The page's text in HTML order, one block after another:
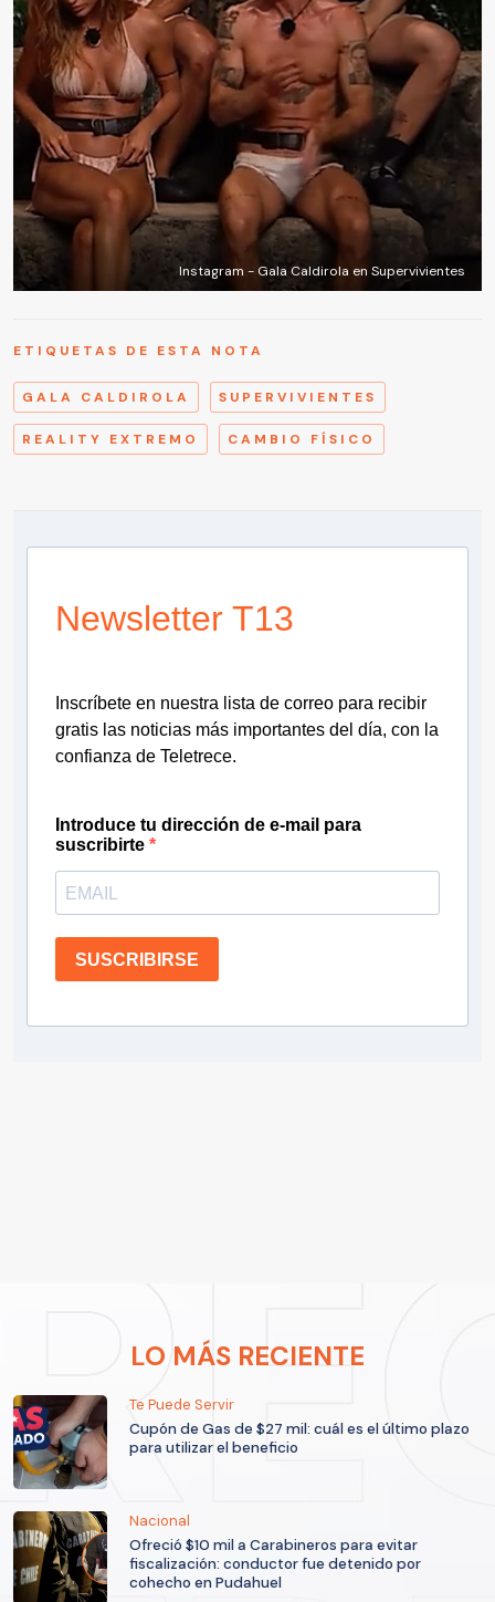
Instagram - Gala Caldirola en Supervivientes
ETIQUETAS DE ESTA NOTA
GALA CALDIROLA SUPERVIVIENTES
REALITY EXTREMO CAMBIO FÍSICO
Newsletter T13
Inscríbete en nuestra lista de correo para recibir
gratis las noticias más importantes del día, con la
confianza de Teletrece.
Introduce tu dirección de e-mail para
suscribirte
SUSCRIBIRSE
LO MÁS RECIENTE
Te Puede Servir
Cupón de Gas de $27 mil: cuál es el último plazo
para utilizar el beneficio
Nacional
Ofreció $10 mil a Carabineros para evitar
fiscalización: conductor fue detenido por
cohecho en Pudahuel